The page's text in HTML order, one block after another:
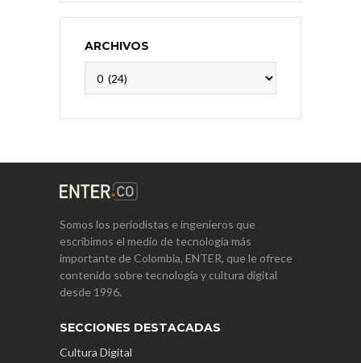
ARCHIVOS
Somos los periodistas e ingenieros que
escribimos el medio de tecnología más
importante de Colombia, ENTER, que le ofrece
contenido sobre tecnología y cultura digital
desde 1996.
SECCIONES DESTACADAS
Cultura Digital